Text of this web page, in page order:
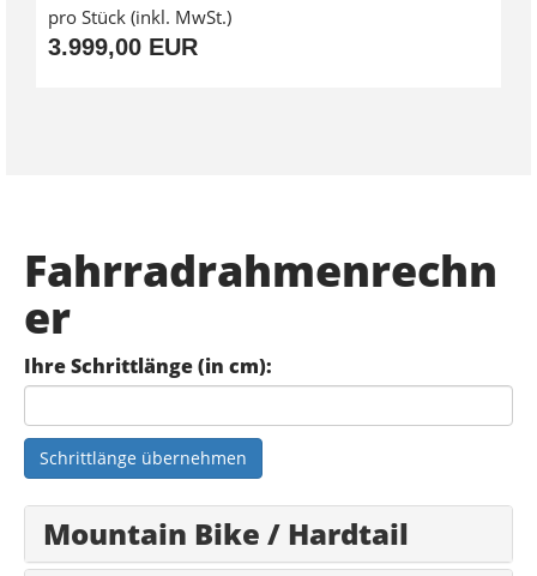
pro Stück (inkl. MwSt.)
3.999,00 EUR
Fahrradrahmenrechn
er
Ihre Schrittlänge (in cm):
Schrittlänge übernehmen
Mountain Bike / Hardtail